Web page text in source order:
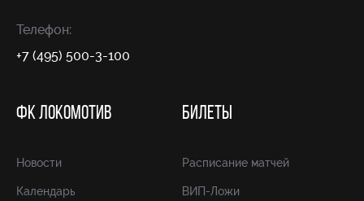
Телефон:
+7 (495) 500-3-100
ФК ЛОКОМОТИВ
Новости
Календарь
БИЛЕТЫ
Расписание матчей
ВИП-Ложи